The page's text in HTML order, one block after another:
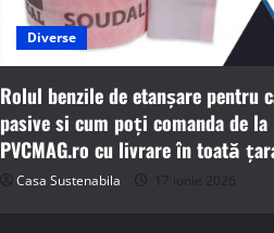
Diverse
Rolul benzile de etanșare pentru
pasive si cum poți comanda de la
PVCMAG.ro cu livrare în toată
Casa Sustenabila 17 iunie 2026